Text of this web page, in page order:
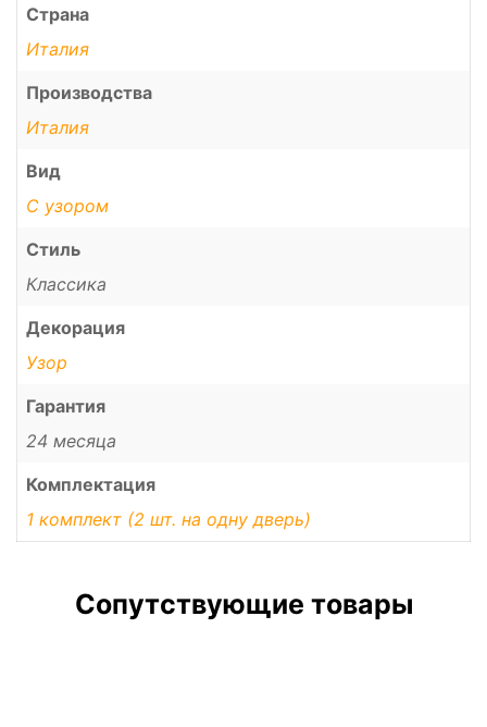
Страна
Италия
Производства
Италия
Вид
С узором
Стиль
Классика
Декорация
Узор
Гарантия
24 месяца
Комплектация
1 комплект (2 шт. на одну дверь)
Сопутствующие товары